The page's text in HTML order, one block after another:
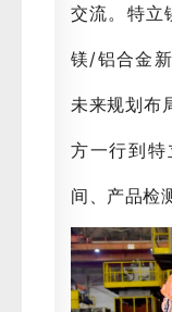
交流。特立
镁/铝合金
未来规划布
方一行到
间、产品检